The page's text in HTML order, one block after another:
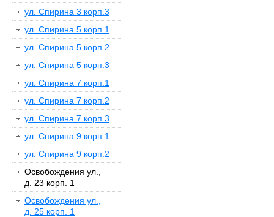
ул. Спирина 3 корп.3
ул. Спирина 5 корп.1
ул. Спирина 5 корп.2
ул. Спирина 5 корп.3
ул. Спирина 7 корп.1
ул. Спирина 7 корп.2
ул. Спирина 7 корп.3
ул. Спирина 9 корп.1
ул. Спирина 9 корп.2
Освобождения ул.,
д. 23 корп. 1
Освобождения ул.,
д. 25 корп. 1